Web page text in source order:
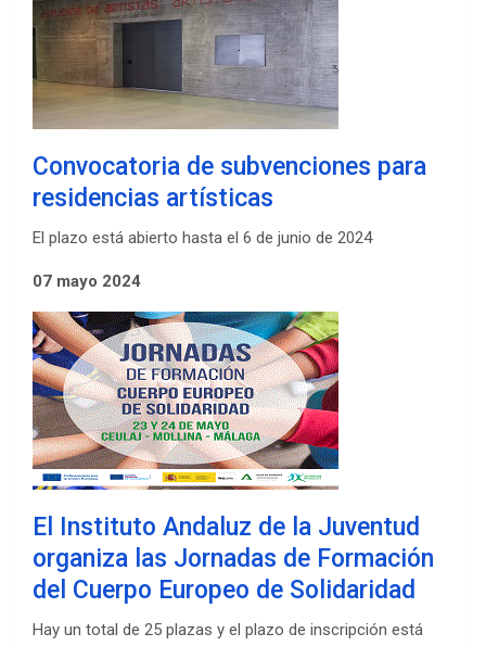
Convocatoria de subvenciones para
residencias artísticas
El plazo está abierto hasta el 6 de junio de 2024
07 mayo 2024
El Instituto Andaluz de la Juventud
organiza las Jornadas de Formación
del Cuerpo Europeo de Solidaridad
Hay un total de 25 plazas y el plazo de inscripción está